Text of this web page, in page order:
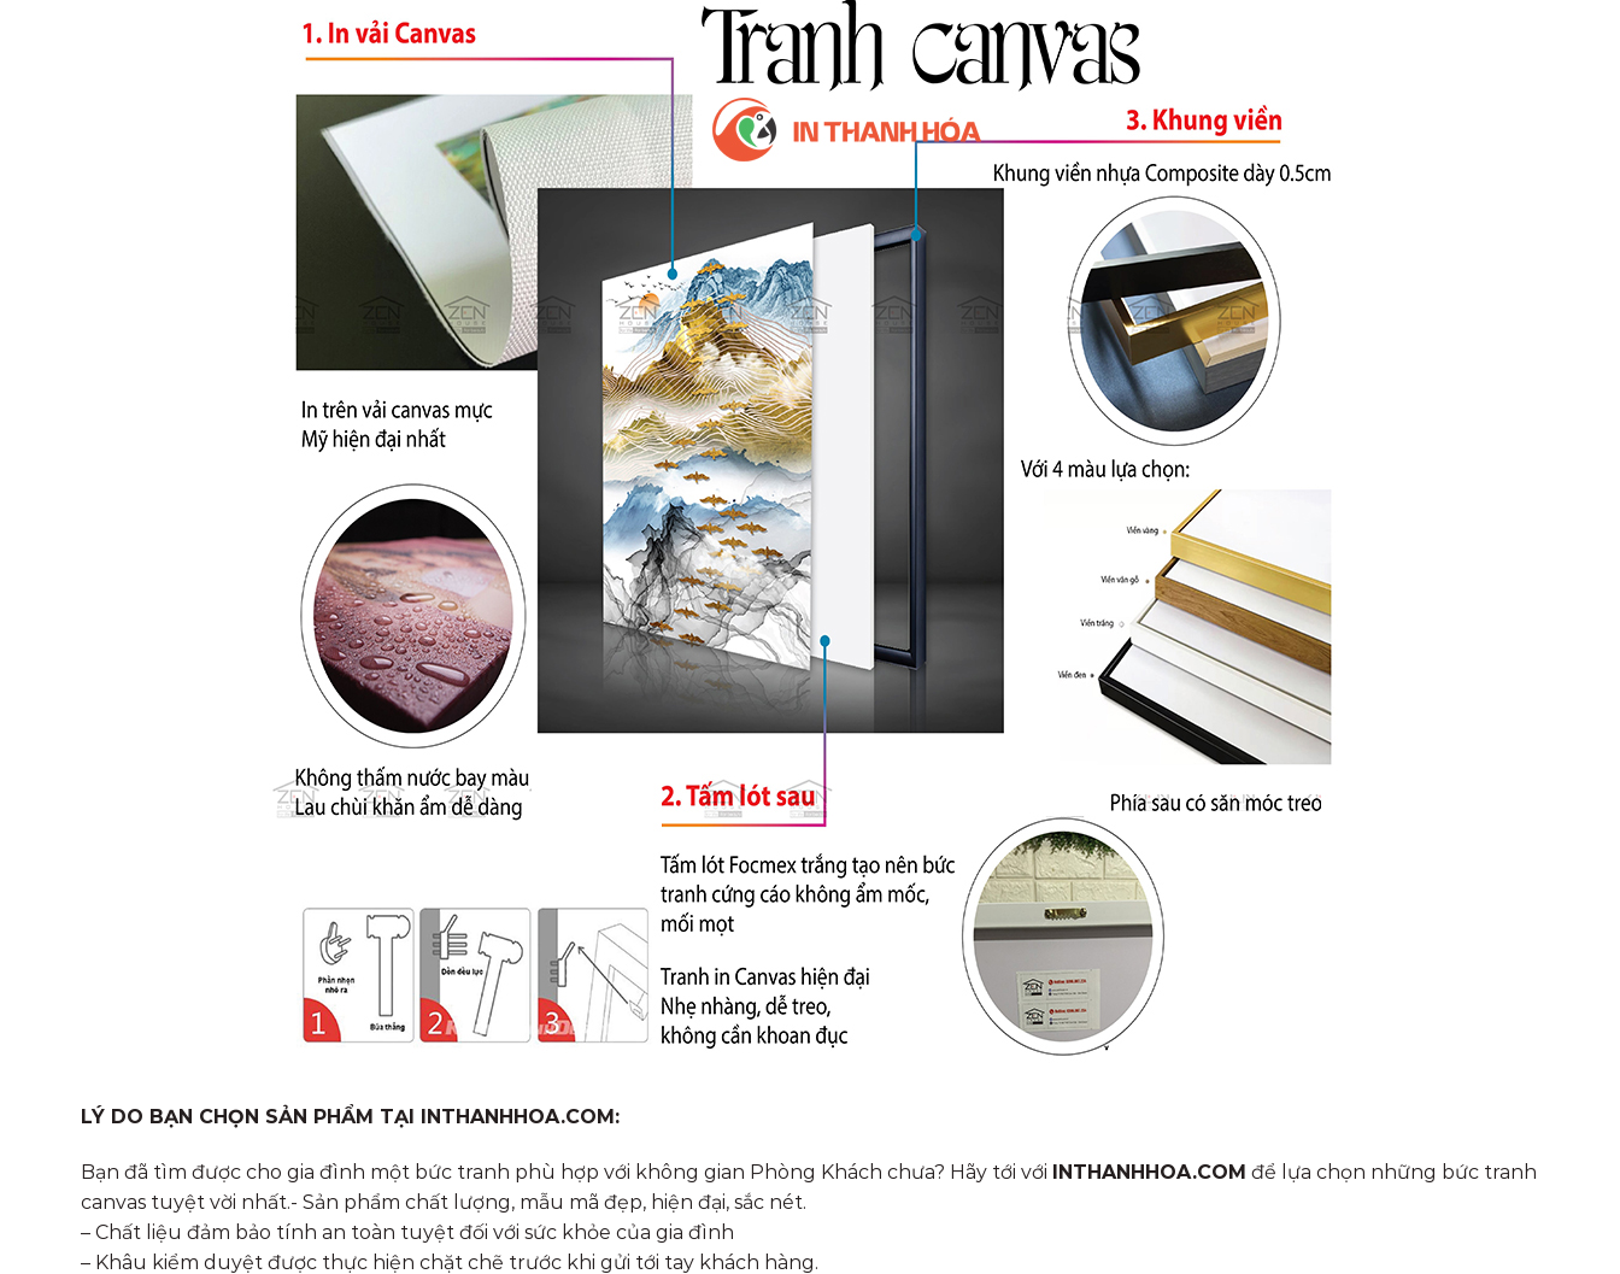
LÝ DO BẠN CHỌN SẢN PHẨM TẠI INTHANHHOA.COM:
Bạn đã tìm được cho gia đình một bức tranh phù hợp với không gian Phòng Khách chưa? Hãy tới với INTHANHHOA.COM để lựa chọn những bức tranh
canvas tuyệt vời nhất.- Sản phẩm chất lượng, mẫu mã đẹp, hiện đại, sắc nét.
– Chất liệu đảm bảo tính an toàn tuyệt đối với sức khỏe của gia đình
– Khâu kiểm duyệt được thực hiện chặt chẽ trước khi gửi tới tay khách hàng.